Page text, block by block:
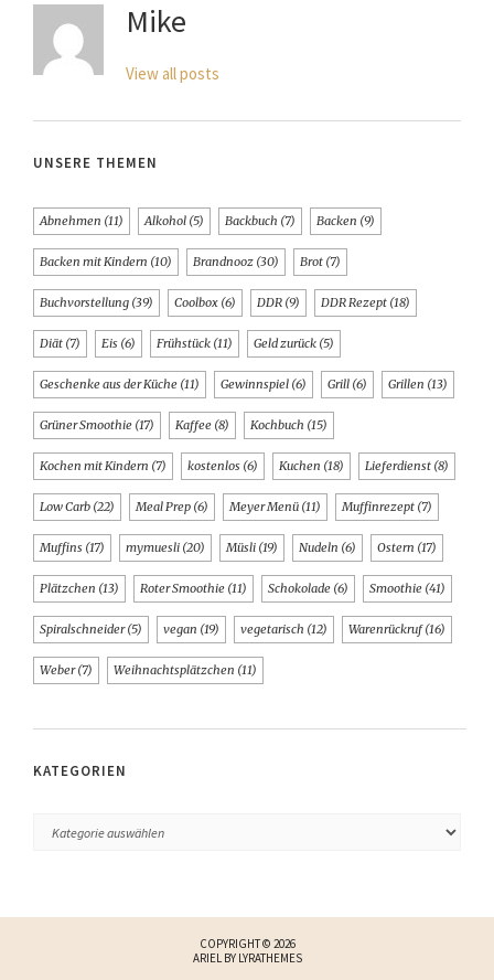
Mike
View all posts
UNSERE THEMEN
Abnehmen (11) Alkohol (5) Backbuch (7) Backen (9)
Backen mit Kindern (10) Brandnooz (30) Brot (7)
Buchvorstellung (39) Coolbox (6) DDR (9) DDR Rezept (18)
Diät (7) Eis (6) Frühstück (11) Geld zurück (5)
Geschenke aus der Küche (11) Gewinnspiel (6) Grill (6) Grillen (13)
Grüner Smoothie (17) Kaffee (8) Kochbuch (15)
Kochen mit Kindern (7) kostenlos (6) Kuchen (18) Lieferdienst (8)
Low Carb (22) Meal Prep (6) Meyer Menü (11) Muffinrezept (7)
Muffins (17) mymuesli (20) Müsli (19) Nudeln (6) Ostern (17)
Plätzchen (13) Roter Smoothie (11) Schokolade (6) Smoothie (41)
Spiralschneider(5) vegan (19) vegetarisch (12) Warenrückruf(16)
Weber(7) Weihnachtsplätzchen (11)
KATEGORIEN
COPYRIGHT © 2026
ARIEL BY LYRATHEMES